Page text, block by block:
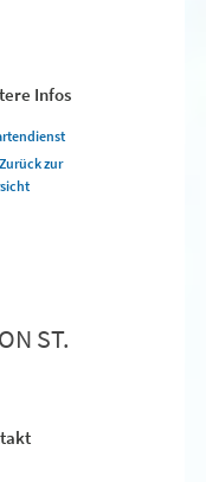
Infos
Zurück zur
ST.